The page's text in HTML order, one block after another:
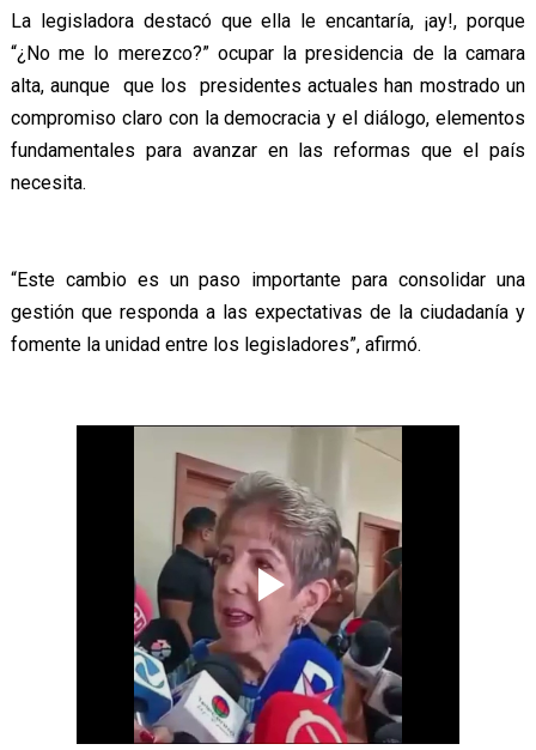
La legisladora destacó que ella le encantaría, ¡ay!, porque
“¿No me lo merezco?” ocupar la presidencia de la camara
alta, aunque que los presidentes actuales han mostrado un
compromiso claro con la democracia y el diálogo, elementos
fundamentales para avanzar en las reformas que el país
necesita.
“Este cambio es un paso importante para consolidar una
gestión que responda a las expectativas de la ciudadanía y
fomente la unidad entre los legisladores”, afirmó.